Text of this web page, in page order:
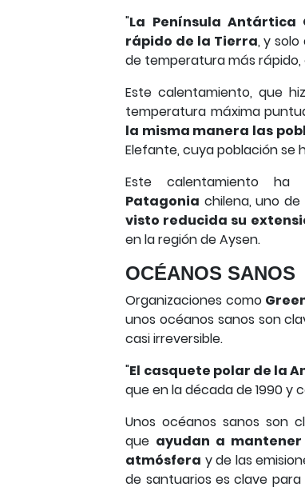
"La Península
rápido de la Tierra, y
de temperatura más rápido,
Este calentamiento, que
temperatura máxima
la misma manera las
Elefante, cuya población se
Este calentamiento
Patagonia chilena, uno
visto reducida su
en la región de Aysen.
OCÉANOS SANOS
Organizaciones como
unos océanos sanos son
casi irreversible.
"El casquete polar de la
que en la década de 1990 y
Unos océanos sanos son
que ayudan a
atmósfera y de las
de santuarios es clave